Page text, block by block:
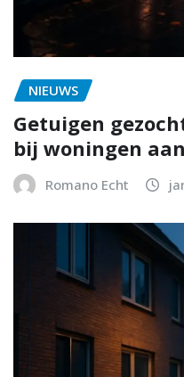
NIEUWS
Getuigen
bij woningen
Romano Echt